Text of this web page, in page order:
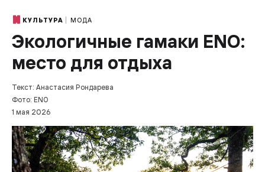
КУЛЬТУРА МОДА
Экологичные гамаки ENO:
место для отдыха
Текст: Анастасия Рондарева
Фото: ENO
1 мая 2026